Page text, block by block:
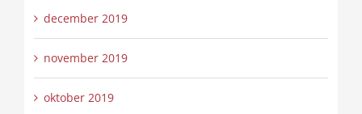
december 2019
november 2019
oktober 2019